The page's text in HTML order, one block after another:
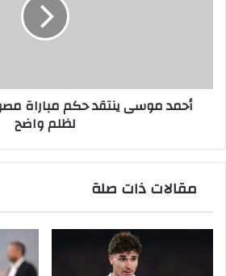
لظلم
واضحأحمد موسى ينتقد حكم مباراة مصر
لظلم واضح
مقالات ذات صلة